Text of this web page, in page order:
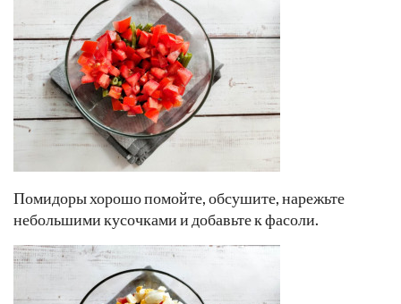
Помидоры хорошо помойте, обсушите, нарежьте
небольшими кусочками и добавьте к фасоли.